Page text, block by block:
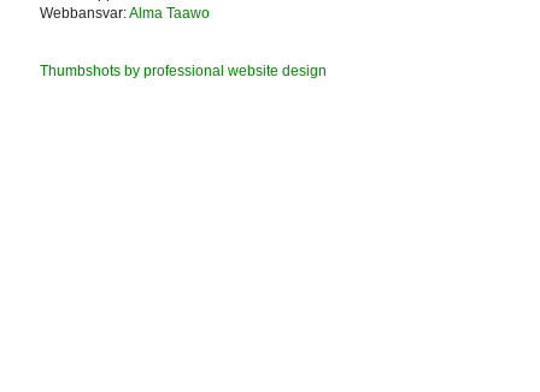
Webbansvar:Alma Taawo
Thumbshots by professional website design